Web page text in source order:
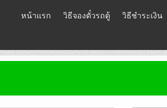
หน้าแรก วิธีจองตั๋วรถตู้ วิธีชำระเงิน